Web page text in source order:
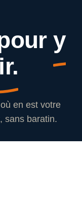
y
en est votre
sans baratin.